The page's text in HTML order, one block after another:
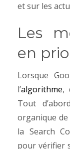
et sur les
Les
en
Lorsque
l’algorithme,
Tout
organique
la Search
pour vérifier